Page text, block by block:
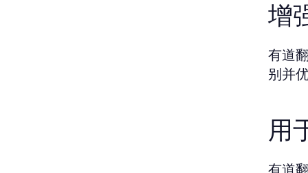
增
有道
别并
用